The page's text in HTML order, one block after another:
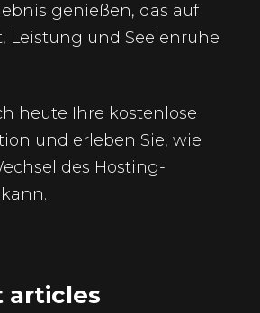
genießen, das auf
Leistung und Seelenruhe
heute Ihre kostenlose
und erleben Sie, wie
des Hosting-
articles